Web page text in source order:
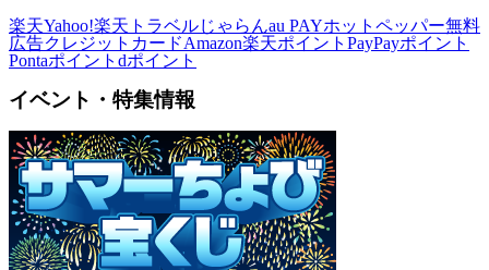
楽天Yahoo!楽天トラベルじゃらんau PAYホットペッパー無料
広告クレジットカードAmazon楽天ポイント PayPayポイント
Pontaポイント dポイント
イベント・特集情報